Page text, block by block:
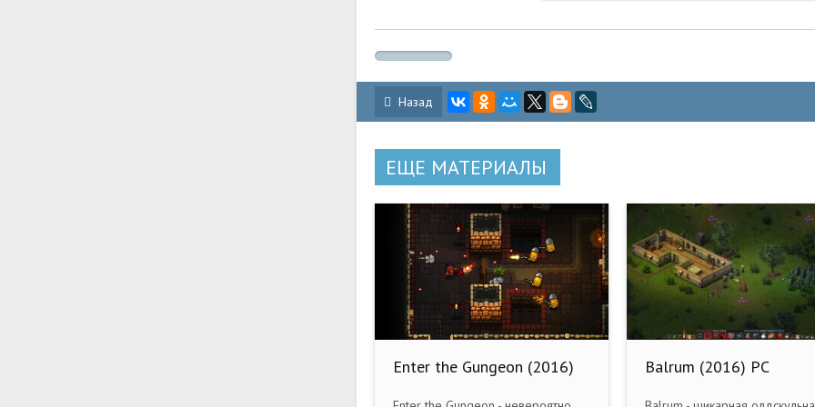
Назад
ЕЩЕ МАТЕРИАЛЫ
Enter the Gungeon (2016)
Balrum (2016) PC